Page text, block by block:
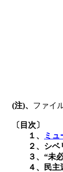
(注)、 ファイ
〔目次〕
１、
ミュ
２、シベリ
３、 “未
４、民主運